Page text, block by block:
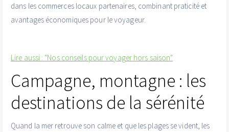
dans les commerces locaux partenaires, combinant praticité et
avantages économiques pour le voyageur.
Lire aussi : "Nos conseils pour voyager hors saison"
Campagne, montagne : les
destinations de la sérénité
Quand la mer retrouve son calme et que les plages se vident, les